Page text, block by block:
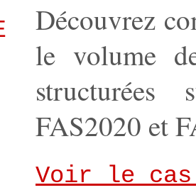
Découvrez
le volume
structurées
FAS2020 et
Voir le cas